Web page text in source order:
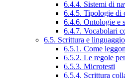
6.4.4. Sistemi di
6.4.5. Tipologie di
6.4.6. Ontologie e
6.4.7. Vocabolari
6.5. Scrittura e linguaggio
6.5.1. Come
6.5.2. Le regole
6.5.3. Microtesti
6.5.4. Scrittura